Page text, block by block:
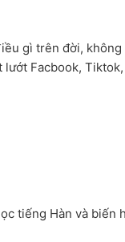
gì trên đời,
Facbook,
tiếng Hàn và biến